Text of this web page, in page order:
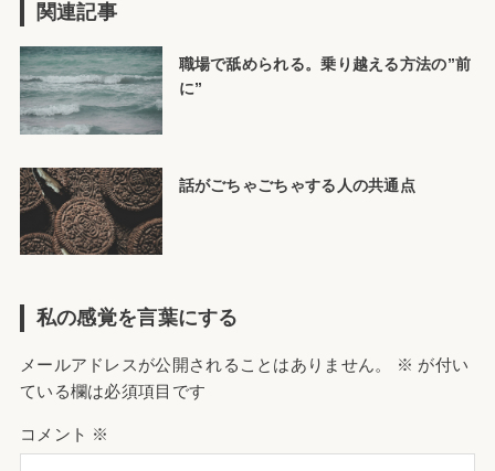
関連記事
職場で舐められる。乗り越える方法の”前
に”
話がごちゃごちゃする人の共通点
私の感覚を言葉にする
メールアドレスが公開されることはありません。 ※ が付い
ている欄は必須項目です
コメント ※